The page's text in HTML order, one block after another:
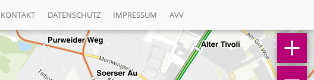
KONTAKT DATENSCHUTZ IMPRESSUM AVV